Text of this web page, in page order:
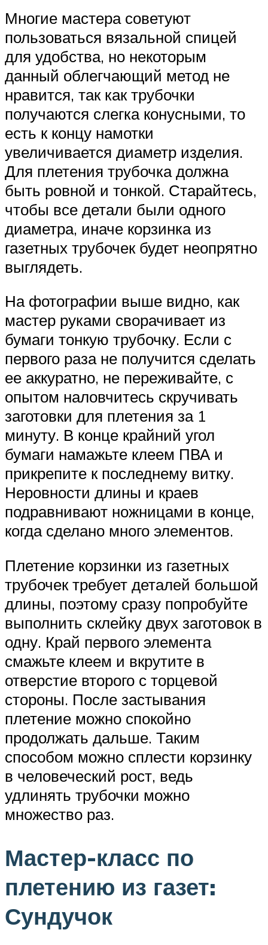
Многие мастера советуют
пользоваться вязальной спицей
для удобства, но некоторым
данный облегчающий метод не
нравится, так как трубочки
получаются слегка конусными, то
есть к концу намотки
увеличивается диаметр изделия.
Для плетения трубочка должна
быть ровной и тонкой. Старайтесь,
чтобы все детали были одного
диаметра, иначе корзинка из
газетных трубочек будет неопрятно
выглядеть.
На фотографии выше видно, как
мастер руками сворачивает из
бумаги тонкую трубочку. Если с
первого раза не получится сделать
ее аккуратно, не переживайте, с
опытом наловчитесь скручивать
заготовки для плетения за 1
минуту. В конце крайний угол
бумаги намажьте клеем ПВА и
прикрепите к последнему витку.
Неровности длины и краев
подравнивают ножницами в конце,
когда сделано много элементов.
Плетение корзинки из газетных
трубочек требует деталей большой
длины, поэтому сразу попробуйте
выполнить склейку двух заготовок в
одну. Край первого элемента
смажьте клеем и вкрутите в
отверстие второго с торцевой
стороны. После застывания
плетение можно спокойно
продолжать дальше. Таким
способом можно сплести корзинку
в человеческий рост, ведь
удлинять трубочки можно
множество раз.
Мастер-класс по
плетению из газет:
Сундучок